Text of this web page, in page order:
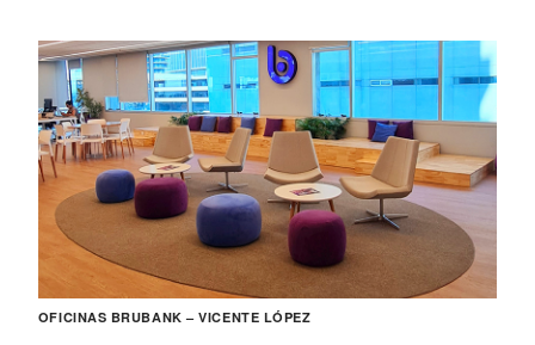
OFICINAS BRUBANK – VICENTE LÓPEZ